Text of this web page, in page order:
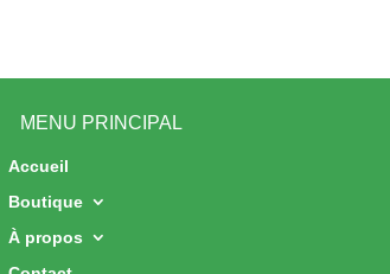
MENU PRINCIPAL
Accueil
Boutique
À propos